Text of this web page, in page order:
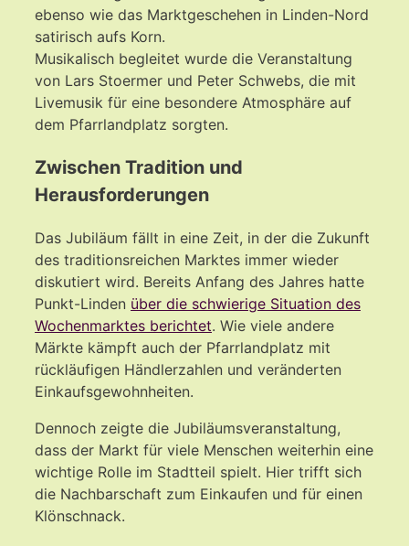
ebenso wie das Marktgeschehen in Linden-Nord
satirisch aufs Korn.
Musikalisch begleitet wurde die Veranstaltung
von Lars Stoermer und Peter Schwebs, die mit
Livemusik für eine besondere Atmosphäre auf
dem Pfarrlandplatz sorgten.
Zwischen Tradition und
Herausforderungen
Das Jubiläum fällt in eine Zeit, in der die Zukunft
des traditionsreichen Marktes immer wieder
diskutiert wird. Bereits Anfang des Jahres hatte
Punkt-Linden über die schwierige Situation des
Wochenmarktes berichtet. Wie viele andere
Märkte kämpft auch der Pfarrlandplatz mit
rückläufigen Händlerzahlen und veränderten
Einkaufsgewohnheiten.
Dennoch zeigte die Jubiläumsveranstaltung,
dass der Markt für viele Menschen weiterhin eine
wichtige Rolle im Stadtteil spielt. Hier trifft sich
die Nachbarschaft zum Einkaufen und für einen
Klönschnack.